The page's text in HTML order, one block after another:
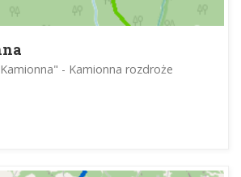
- Kamionna rozdroże